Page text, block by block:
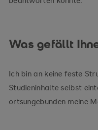
Was gefällt
Ich bin an keine feste
Studieninhalte selbst
ortsungebunden meine